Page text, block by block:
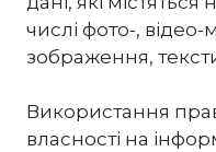
числі фото-, відео-
зображення,
Використання
власності на